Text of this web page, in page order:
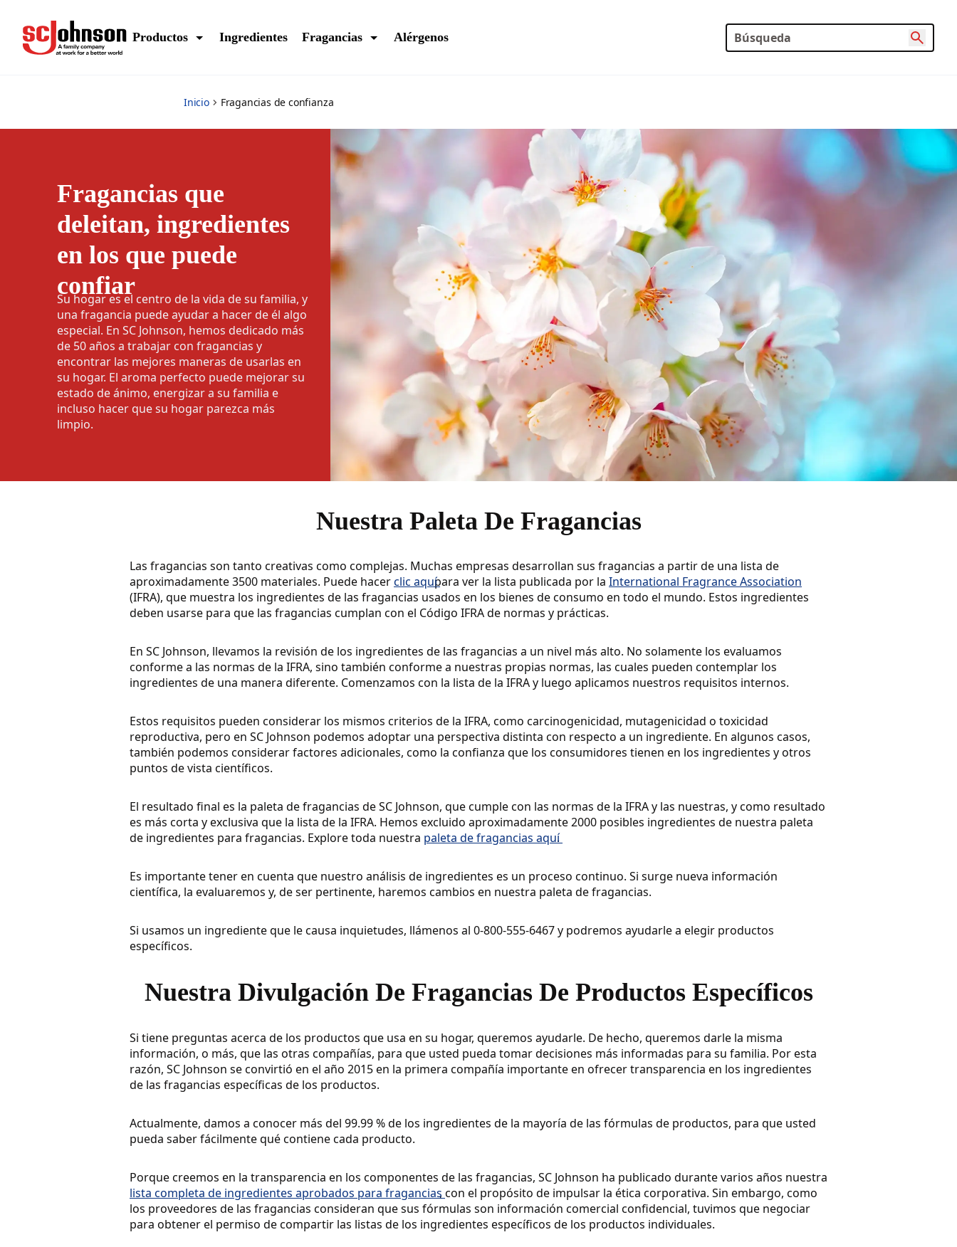
Productos Ingredientes Fragancias Alérgenos
Inicio Fragancias de confianza
Fragancias que
deleitan, ingredientes
en los que puede
confiar
Su hogar es el centro de la vida de su familia, y
una fragancia puede ayudar a hacer de él algo
especial. En SC Johnson, hemos dedicado más
de 50 años a trabajar con fragancias y
encontrar las mejores maneras de usarlas en
su hogar. El aroma perfecto puede mejorar su
estado de ánimo, energizar a su familia e
incluso hacer que su hogar parezca más
limpio.
Nuestra Paleta De Fragancias
Las fragancias son tanto creativas como complejas. Muchas empresas desarrollan sus fragancias a partir de una lista de
aproximadamente 3500 materiales. Puede hacerclic aquípara ver la lista publicada por la International Fragrance Association
(IFRA), que muestra los ingredientes de las fragancias usados en los bienes de consumo en todo el mundo. Estos ingredientes
deben usarse para que las fragancias cumplan con el Código IFRA de normas y prácticas.
En SC Johnson, llevamos la revisión de los ingredientes de las fragancias a un nivel más alto. No solamente los evaluamos
conforme a las normas de la IFRA, sino también conforme a nuestras propias normas, las cuales pueden contemplar los
ingredientes de una manera diferente. Comenzamos con la lista de la IFRA y luego aplicamos nuestros requisitos internos.
Estos requisitos pueden considerar los mismos criterios de la IFRA, como carcinogenicidad, mutagenicidad o toxicidad
reproductiva, pero en SC Johnson podemos adoptar una perspectiva distinta con respecto a un ingrediente. En algunos casos,
también podemos considerar factores adicionales, como la confianza que los consumidores tienen en los ingredientes y otros
puntos de vista científicos.
El resultado final es la paleta de fragancias de SC Johnson, que cumple con las normas de la IFRA y las nuestras, y como resultado
es más corta y exclusiva que la lista de la IFRA. Hemos excluido aproximadamente 2000 posibles ingredientes de nuestra paleta
de ingredientes para fragancias. Explore toda nuestra paleta de fragancias aquí
.
Es importante tener en cuenta que nuestro análisis de ingredientes es un proceso continuo. Si surge nueva información
científica, la evaluaremos y, de ser pertinente, haremos cambios en nuestra paleta de fragancias.
Si usamos un ingrediente que le causa inquietudes, llámenos al 0-800-555-6467 y podremos ayudarle a elegir productos
específicos.
Nuestra Divulgación De Fragancias De Productos Específicos
Si tiene preguntas acerca de los productos que usa en su hogar, queremos ayudarle. De hecho, queremos darle la misma
información, o más, que las otras compañías, para que usted pueda tomar decisiones más informadas para su familia. Por esta
razón, SC Johnson se convirtió en el año 2015 en la primera compañía importante en ofrecer transparencia en los ingredientes
de las fragancias específicas de los productos.
Actualmente, damos a conocer más del 99.99 % de los ingredientes de la mayoría de las fórmulas de productos, para que usted
pueda saber fácilmente qué contiene cada producto.
Porque creemos en la transparencia en los componentes de las fragancias, SC Johnson ha publicado durante varios años nuestra
lista completa de ingredientes aprobados para fragancias, con el propósito de impulsar la ética corporativa. Sin embargo, como
los proveedores de las fragancias consideran que sus fórmulas son información comercial confidencial, tuvimos que negociar
para obtener el permiso de compartir las listas de los ingredientes específicos de los productos individuales.